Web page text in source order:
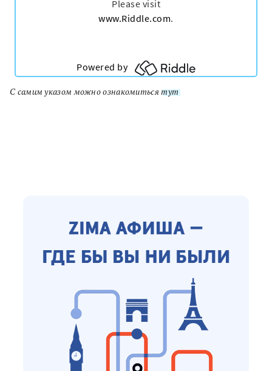
С самим указом можно ознакомитьсятут.